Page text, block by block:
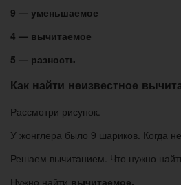
9 — уменьшаемое
4 — вычитаемое
5 — разность
Как найти неизвестное
Рассмотри рисунок.
У жонглера было 9 шариков. Когда
Решаем вычитанием. Что нужно
Нужно найти вычитаемое.